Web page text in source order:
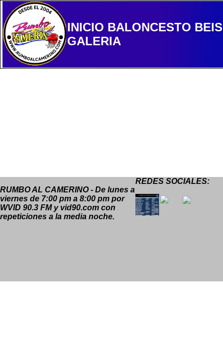
INICIO BALONCESTO
GALERIA
RUMBO AL CAMERINO - De lunes a
viernes de 7:00 pm a 8:00 pm por
WVID 90.3 FM y vid90.com con
repeticiones a la media noche.
REDES SOCIALES: